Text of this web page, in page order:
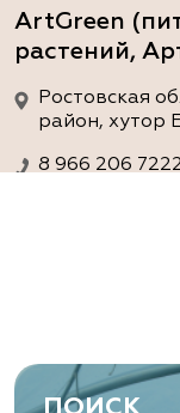
ArtGreen
растений,
Ростовская
район, хутор
8 966 206
Ростовская